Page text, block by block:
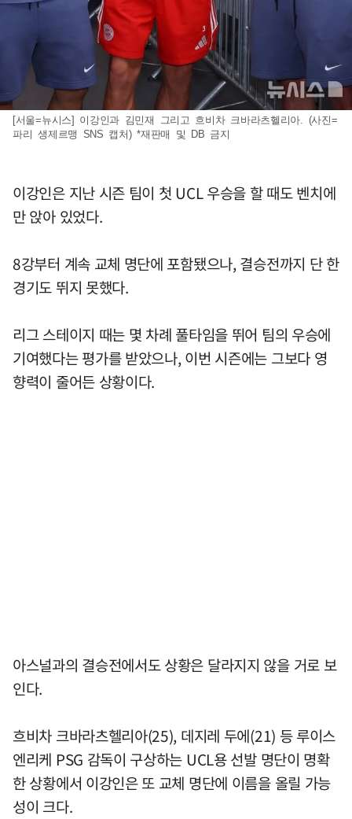
[서울=뉴시스] 이강인과 김민재 그리고 흐비차 크바라츠헬리아. (사진=
파리 생제르맹 SNS 캡처) *재판매 및 DB 금지
이강인은 지난 시즌 팀이 첫 UCL 우승을 할 때도 벤치에
만 앉아 있었다.
8강부터 계속 교체 명단에 포함됐으나, 결승전까지 단 한
경기도 뛰지 못했다.
리그 스테이지 때는 몇 차례 풀타임을 뛰어 팀의 우승에
기여했다는 평가를 받았으나, 이번 시즌에는 그보다 영
향력이 줄어든 상황이다.
아스널과의 결승전에서도 상황은 달라지지 않을 거로 보
인다.
흐비차 크바라츠헬리아(25), 데지레 두에(21) 등 루이스
엔리케 PSG 감독이 구상하는 UCL용 선발 명단이 명확
한 상황에서 이강인은 또 교체 명단에 이름을 올릴 가능
성이 크다.